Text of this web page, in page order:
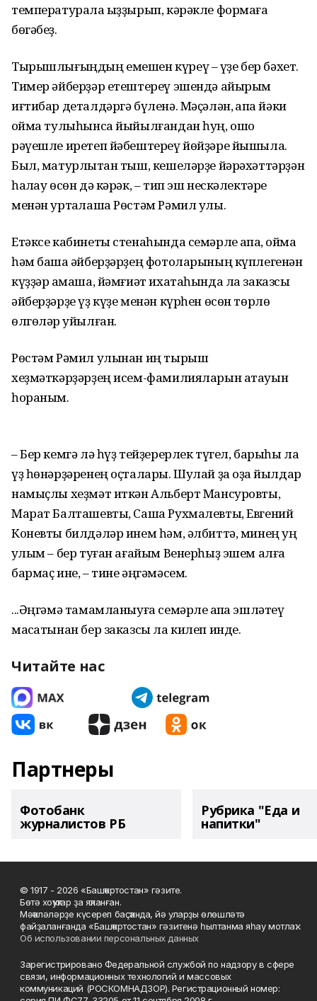
температурала ҡыҙҙырып, кәрәкле формаға
бөгәбеҙ.
Тырышлығыңдың емешен күреү – үҙе бер бәхет.
Тимер әйберҙәр етештереү эшендә айырым
иғтибар деталдәргә бүленә. Мәҫәлән, ҡапҡа йәки
ҡойма тулыһынса йыйылған­дан һуң, ошо
рәүешле иретеп йә­бештереү йөйҙәре йышыла.
Был, матурлыҡтан тыш, кешеләрҙе йәрә­хәт­тәрҙән
һаҡлау өсөн дә кәрәк, – тип эш нескәлектәре
менән уртаҡ­лаша Рөстәм Рәмил улы.
Етәксе кабинеты стенаһында семәрле ҡапҡа, ҡойма
һәм башҡа әйберҙәрҙең фотоларының күпле­генән
күҙҙәр ҡамаша, йәмғиәт ихатаһында ла заказсы
әйберҙәрҙе үҙ күҙе менән күрһен өсөн төрлө
өлгөләр ҡуйылған.
Рөстәм Рәмил улынан иң тырыш
хеҙмәткәрҙәрҙең исем-фамилияларын атауын
һораным.
– Бер кемгә лә һүҙ тейҙерерлек түгел, барыһы ла
үҙ һөнәрҙәренең оҫталары. Шулай ҙа оҙаҡ йылдар
намыҫлы хеҙмәт иткән Альберт Мансуровты,
Марат Балташевты, Саша Рухмалевты, Евгений
Коневты билдәләр инем һәм, әлбиттә, минең уң
ҡулым – бер туған ағайым Венерһыҙ эшем алға
бармаҫ ине, – тине әңгәмәсем.
...Әңгәмә тамамланыуға семәрле ҡапҡа эшләтеү
маҡсатынан бер заказсы ла килеп инде.
Читайте нас
Партнеры
Фотобанк
журналистов РБ
Рубрика "Еда и
напитки"
© 1917 - 2026 «Башҡортостан» гәзите.
Бөтә хоҡуҡтар ҙа яҡланған.
Мәҡәләләрҙе күсереп баҫҡанда, йә уларҙы өлөшләтә
файҙаланғанда «Башҡортостан» гәзитенә һылтанма яһау мотлаҡ.
Об использовании персональных данных
Зарегистрировано Федеральной службой по надзору в сфере
связи, информационных технологий и массовых
коммуникаций (РОСКОМНАДЗОР). Регистрационный номер: